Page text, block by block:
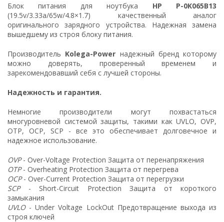
Блок питания для ноутбука HP P-0K065B13
(19.5v/3.33a/65w/4.8×1.7) качественный аналог
оригинального зарядного устройства. Надежная замена
вышедшему из строя блоку питания.
Производитель Kolega-Power надежный бренд которому
можно доверять, проверенный временем и
зарекомендовавший себя с лучшей стороны.
Надежность и гарантия.
Немногие производители могут похвастаться
многуровневой системой защиты, такими как UVLO, OVP,
OTP, OCP, SCP - все это обеспечивает долговечное и
надежное использование.
OVP- Over-Voltage Protection Защита от перенапряжения
OTP- Overheating Protection Защита от перегрева
OCP- Over-Current Protection Защита от перегрузки
SCP- Short-Circuit Protection Защита от короткого
замыкания
UVLO- Under Voltage LockOut Предотвращение выхода из
строя ключей